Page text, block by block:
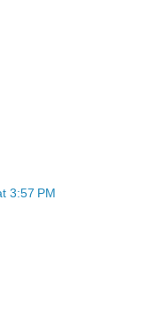
3:57 PM